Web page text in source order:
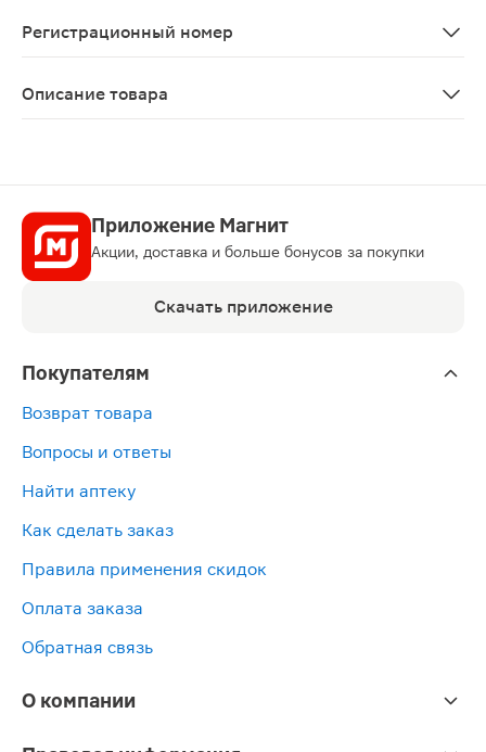
Регистрационный номер
Описание товара
Приложение Магнит
Акции, доставка и больше бонусов за покупки
Скачать приложение
Покупателям
Возврат товара
Вопросы и ответы
Найти аптеку
Как сделать заказ
Правила применения скидок
Оплата заказа
Обратная связь
О компании